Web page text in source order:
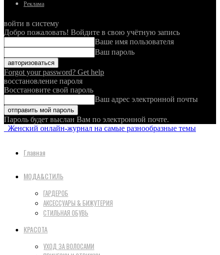
Реклама
войти в систему
Добро пожаловать! Войдите в свою учётную запись
Ваше имя пользователя
Ваш пароль
Forgot your password? Get help
восстановление пароля
Восстановите свой пароль
Ваш адрес электронной почты
Пароль будет выслан Вам по электронной почте.
Женский онлайн-журнал на самые разнообразные темы
Главная
МОДА&СТИЛЬ
ГАРДЕРОБ
АКСЕССУАРЫ & БИЖУТЕРИЯ
СТИЛЬНАЯ ОБУВЬ
КРАСОТА
УХОД ЗА ВОЛОСАМИ